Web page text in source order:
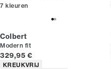
7 kleuren
Colbert
Modern fit
Huidige prijs
329,95 €
Producteigenschappen
KREUKVRIJ